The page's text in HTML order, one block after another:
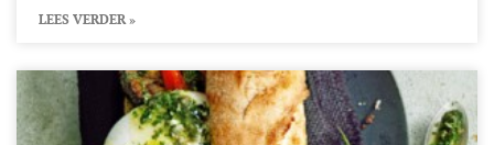
LEES VERDER »